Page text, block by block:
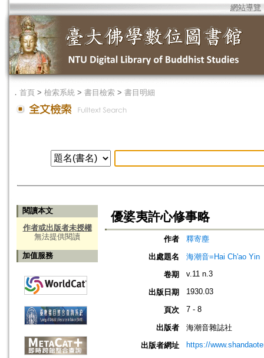
網站導覽
． 首頁 > 檢索系統 > 書目檢索 > 書目明細
閱讀本文
作者或出版者未授權
無法提供閱讀
加值服務
優婆夷許心修事略
作者
釋寄塵
出處題名
海潮音=Hai Ch'ao Yin
卷期
v.11 n.3
出版日期 1930.03
頁次 7 - 8
出版者
海潮音雜誌社
出版者網址
https://